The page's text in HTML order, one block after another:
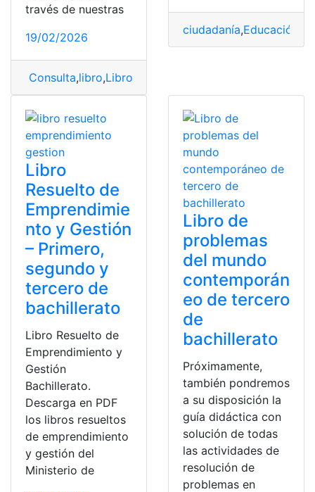
través de nuestras
19/02/2026
Consulta,libro,Libro de matemáticas
ciudadanía,Educación
Libro
Resuelto de
Emprendimie
nto y Gestión
– Primero,
segundo y
tercero de
bachillerato
Libro Resuelto de
Emprendimiento y
Gestión
Bachillerato.
Descarga en PDF
los libros resueltos
de emprendimiento
y gestión del
Ministerio de
Libro de
problemas
del mundo
contemporán
eo de tercero
de
bachillerato
Próximamente,
también pondremos
a su disposición la
guía didáctica con
solución de todas
las actividades de
resolución de
problemas en